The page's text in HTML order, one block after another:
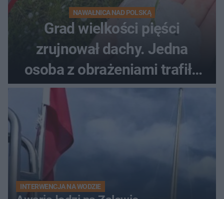
NAWAŁNICA NAD POLSKĄ
Grad wielkości pięści
zrujnował dachy. Jedna
osoba z obrażeniami trafiła
do szpitala
INTERWENCJA NA WODZIE